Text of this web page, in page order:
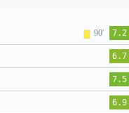
90' 7.2
6.7
7.5
6.9